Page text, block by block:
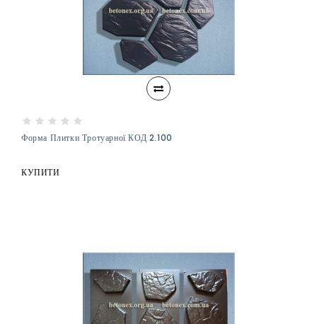
Форма Плитки Тротуарної КОД 2.100
КУПИТИ